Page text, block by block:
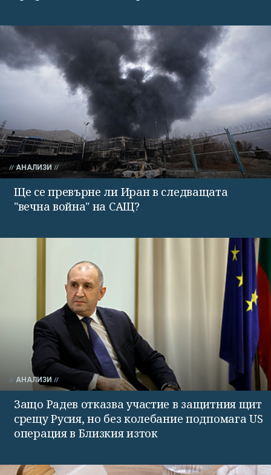
АНАЛИЗИ
Ще се превърне ли Иран в следващата
"вечна война" на САЩ?
АНАЛИЗИ
Защо Радев отказва участие в защитния щит
срещу Русия, но без колебание подпомага US
операция в Близкия изток